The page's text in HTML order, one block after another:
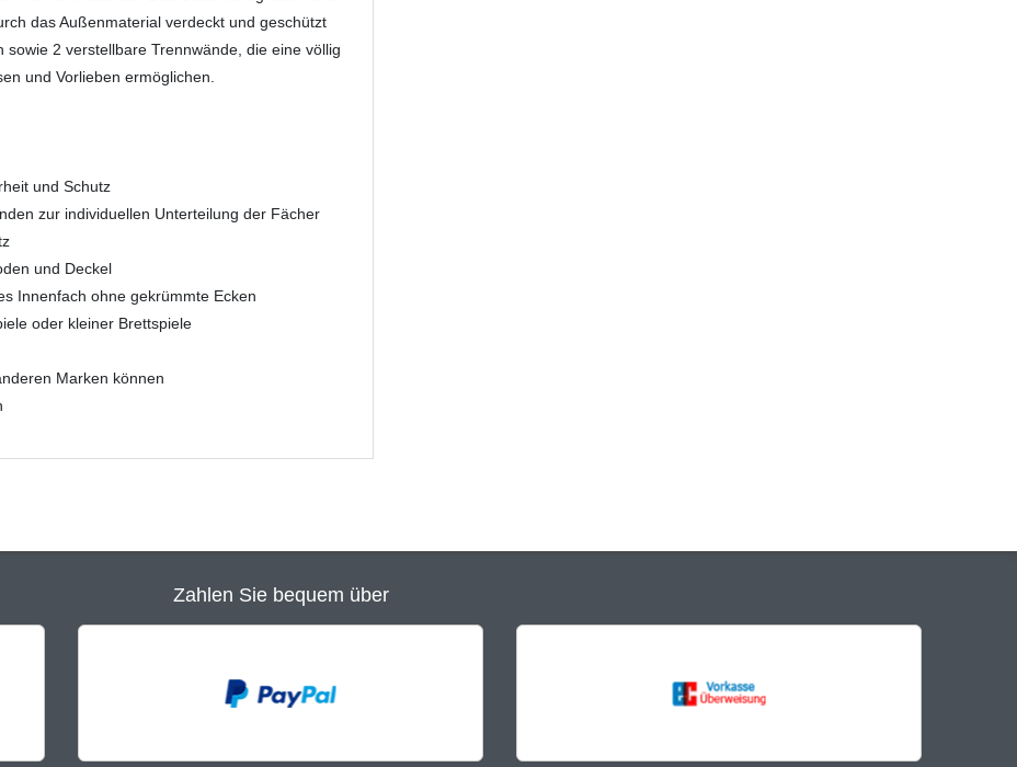
das Außenmaterial verdeckt und geschützt
2 verstellbare Trennwände, die eine völlig
und Vorlieben ermöglichen.
und Schutz
zur individuellen Unterteilung der Fächer
und Deckel
Innenfach ohne gekrümmte Ecken
oder kleiner Brettspiele
Marken können
Zahlen Sie bequem über